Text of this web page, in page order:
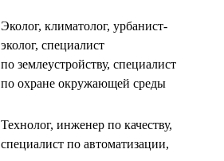
Эколог, климатолог, урбанист-
эколог, специалист
по землеустройству, специалист
по охране окружающей среды
Технолог, инженер по качеству,
специалист по автоматизации,